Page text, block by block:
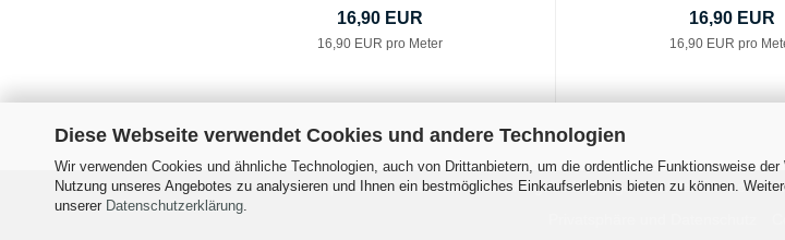
Diese Webseite verwendet Cookies und andere Technologien
Wir verwenden Cookies und ähnliche Technologien, auch von Drittanbietern, um die ordentliche Funktionsweise
Nutzung unseres Angebotes zu analysieren und Ihnen ein bestmögliches Einkaufserlebnis bieten zu können.
unserer Datenschutzerklärung
16,90 EUR
16,90 EUR pro Meter
16,90 EUR
16,90 EUR pro
Impressum Versand- & Zahlungsbedingungen Widerrufsrecht &